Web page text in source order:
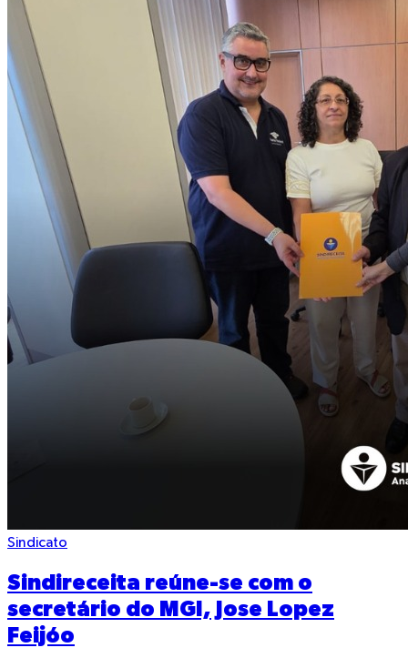
Sindicato
Sindireceita reúne-se com o
secretário do MGI, Jose Lopez
Feijóo